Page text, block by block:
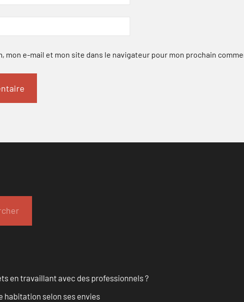
mon e-mail et mon site dans le navigateur pour mon prochain
en travaillant avec des professionnels ?
habitation selon ses envies